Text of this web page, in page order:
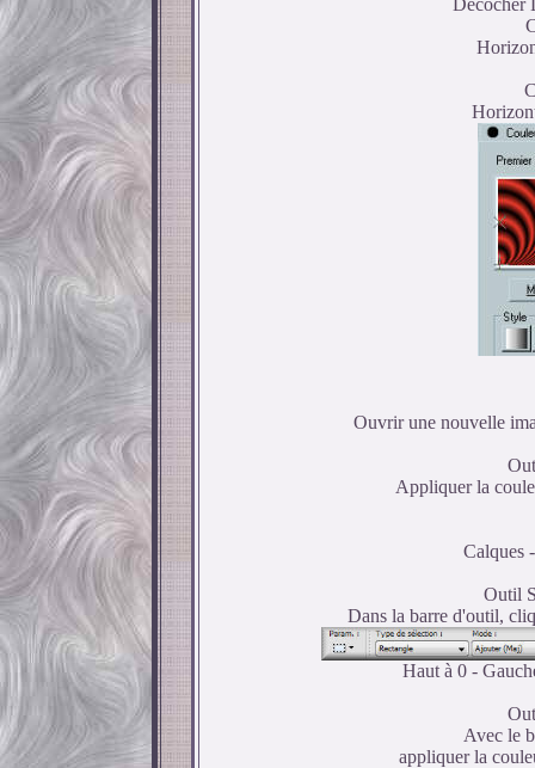
Décocher
Ouvrir une nouvelle
Appliquer la
Calques
Outil
Dans la barre d'outil,
Haut à 0 -
Avec le
appliquer la